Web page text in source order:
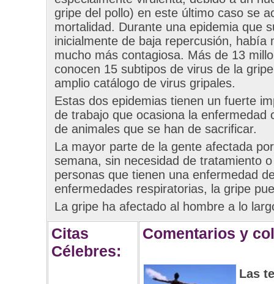
gripe del pollo) en este último caso se
mortalidad. Durante una epidemia que
inicialmente de baja repercusión,
mucho más contagiosa. Más de 13
conocen 15 subtipos de virus de la
amplio catálogo de virus gripales.
Estas dos epidemias tienen un fuerte
de trabajo que ocasiona la
de animales que se han de sacrificar.
La mayor parte de la gente afectada
semana, sin necesidad de tratamiento
personas que tienen una enfermedad
enfermedades respiratorias, la gripe
La gripe ha afectado al hombre a lo
Citas
Célebres:
Comentarios y
Las